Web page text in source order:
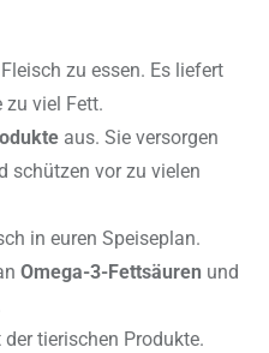
zu essen. Es liefert
zu viel Fett.
aus. Sie versorgen
schützen vor zu vielen
in euren Speiseplan.
Omega-3-Fettsäuren und
tierischen Produkte.